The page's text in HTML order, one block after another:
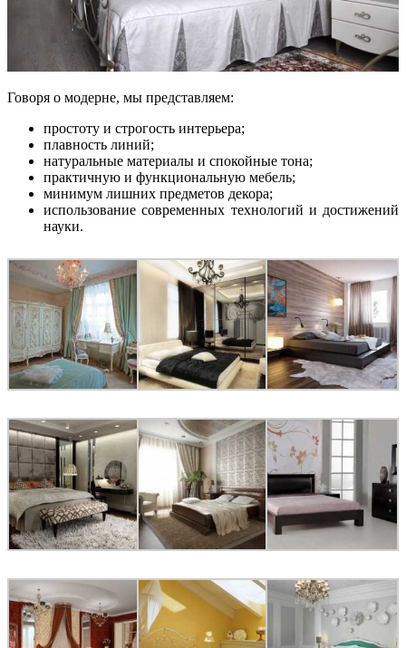
Говоря о модерне, мы представляем:
простоту и строгость интерьера;
плавность линий;
натуральные материалы и спокойные тона;
практичную и функциональную мебель;
минимум лишних предметов декора;
использование современных технологий и достижений
науки.